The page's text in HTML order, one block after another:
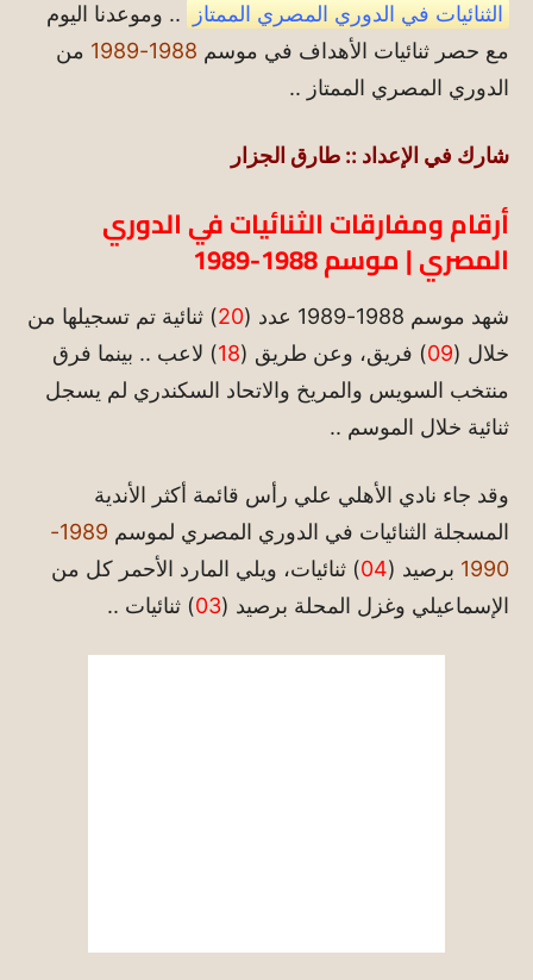
الثنائيات في الدوري المصري الممتاز
.. وموعدنا اليوم
مع حصر ثنائيات الأهداف في موسم 1988-1989
من
الدوري المصري الممتاز ..
شارك في الإعداد :: طارق الجزار
أرقام ومفارقات الثنائيات في الدوري
المصري | موسم 1988-1989
شهد موسم 1988-1989 عدد ( 20) ثنائية تم تسجيلها من
خلال (09) فريق، وعن طريق (18) لاعب .. بينما فرق
منتخب السويس والمريخ والاتحاد السكندري لم يسجل
ثنائية خلال الموسم ..
وقد جاء نادي الأهلي علي رأس قائمة أكثر الأندية
المسجلة الثنائيات في الدوري المصري لموسم
1989-
1990 برصيد (04) ثنائيات، ويلي المارد الأحمر كل من
الإسماعيلي وغزل المحلة برصيد (03) ثنائيات ..